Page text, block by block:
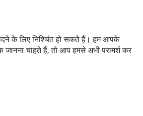
के लिए निश्चिंत हो सकते हैं। हम आपके
चाहते हैं, तो आप हमसे अभी परामर्श कर